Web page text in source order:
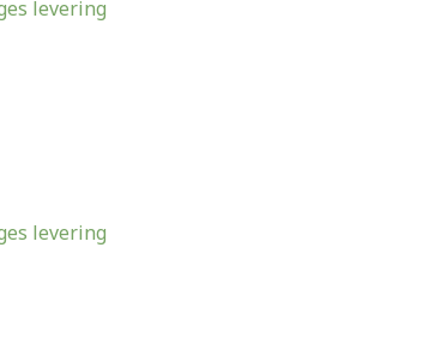
levering
levering